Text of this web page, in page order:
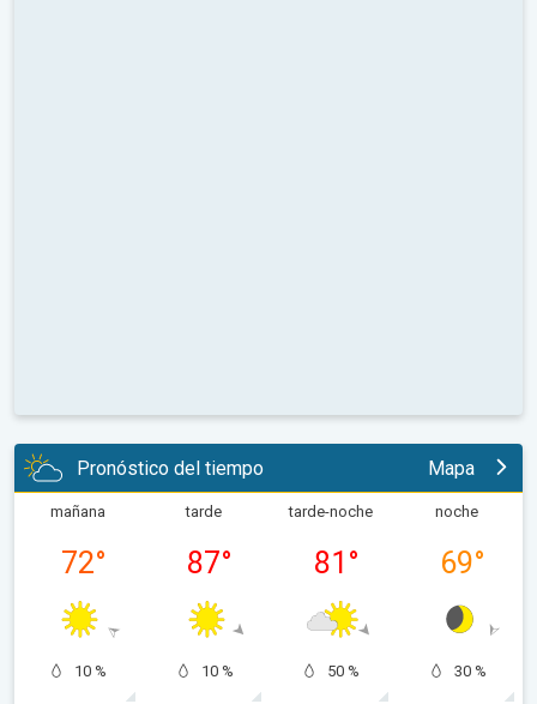
Pronóstico del tiempo Mapa
mañana
72°
10 %
tarde
87°
10 %
tarde-noche
81 °
50 %
noche
69°
30 %